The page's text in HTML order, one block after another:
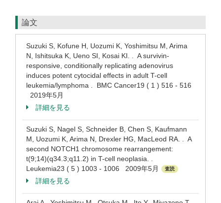
論文
Suzuki S, Kofune H, Uozumi K, Yoshimitsu M, Arima
N, Ishitsuka K, Ueno SI, Kosai KI. . A survivin-
responsive, conditionally replicating adenovirus
induces potent cytocidal effects in adult T-cell
leukemia/lymphoma . BMC Cancer19 ( 1 ) 516 - 516
2019年5月
詳細を見る
Suzuki S, Nagel S, Schneider B, Chen S, Kaufmann
M, Uozumi K, Arima N, Drexler HG, MacLeod RA. . A
second NOTCH1 chromosome rearrangement:
t(9;14)(q34.3;q11.2) in T-cell neoplasia. .
Leukemia23 ( 5 ) 1003 - 1006 2009年5月
査読
詳細を見る